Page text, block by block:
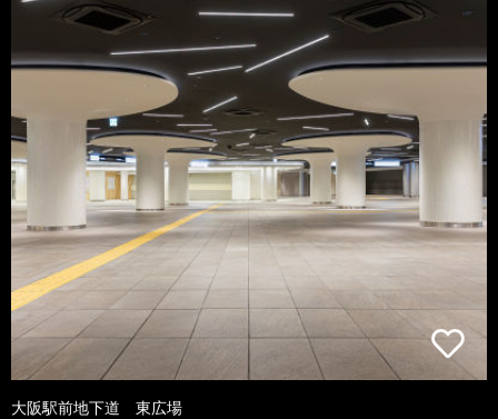
大阪駅前地下道 東広場